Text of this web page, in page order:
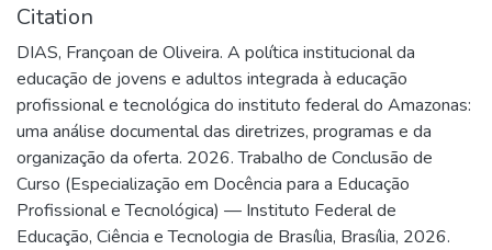
Citation
DIAS, Françoan de Oliveira. A política institucional da
educação de jovens e adultos integrada à educação
profissional e tecnológica do instituto federal do Amazonas:
uma análise documental das diretrizes, programas e da
organização da oferta. 2026. Trabalho de Conclusão de
Curso (Especialização em Docência para a Educação
Profissional e Tecnológica) — Instituto Federal de
Educação, Ciência e Tecnologia de Brasília, Brasília, 2026.